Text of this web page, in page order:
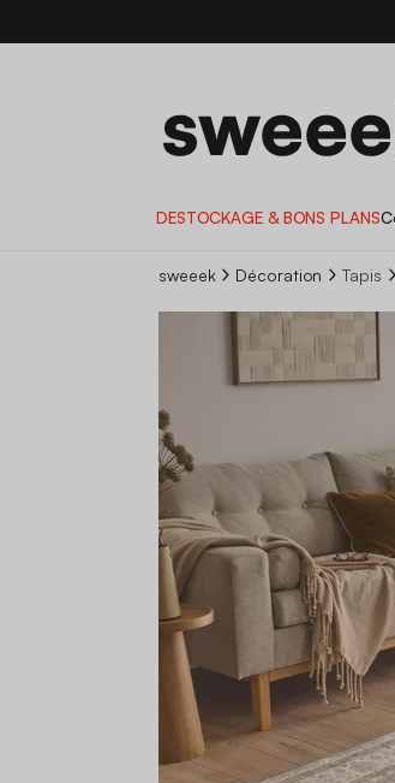
DESTOCKAGE & BONS PLANS
sweeek Décoration Tapis